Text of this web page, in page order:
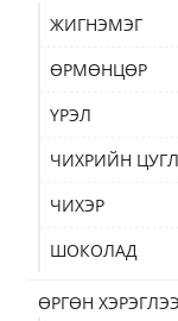
ЖИГНЭМЭГ
ӨРМӨНЦӨР
ҮРЭЛ
ЧИХРИЙН
ЧИХЭР
ШОКОЛАД
ӨРГӨН ХЭРЭГЛЭЭ